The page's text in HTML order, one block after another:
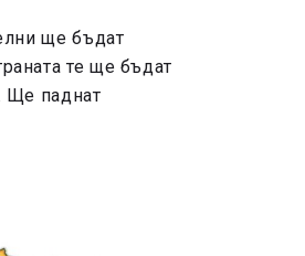
ще бъдат
те ще бъдат
Ще паднат